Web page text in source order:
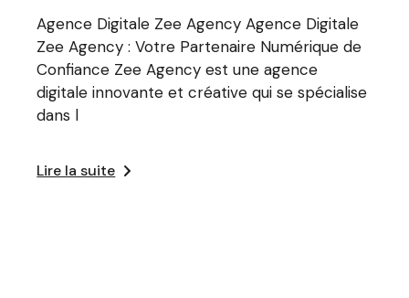
Agence Digitale Zee Agency Agence Digitale
Zee Agency : Votre Partenaire Numérique de
Confiance Zee Agency est une agence
digitale innovante et créative qui se spécialise
dans l
Lire la suite